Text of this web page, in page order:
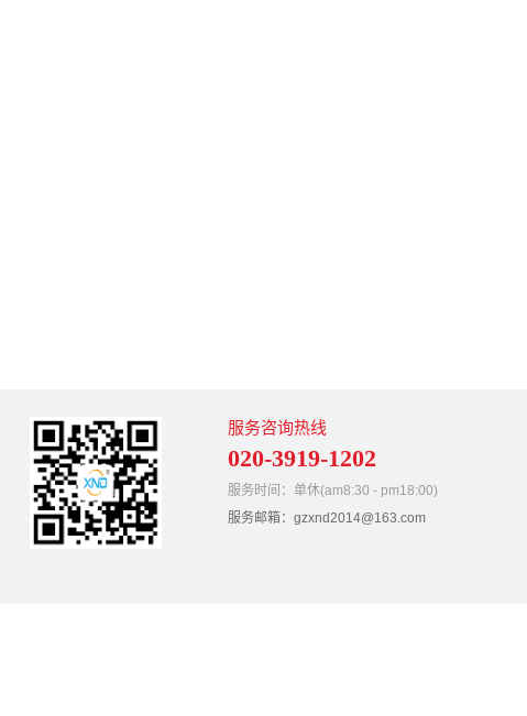
服务咨询热线
020-3919-1202
服务时间：单休(am8:30 - pm18:00)
服务邮箱：gzxnd2014@163.com